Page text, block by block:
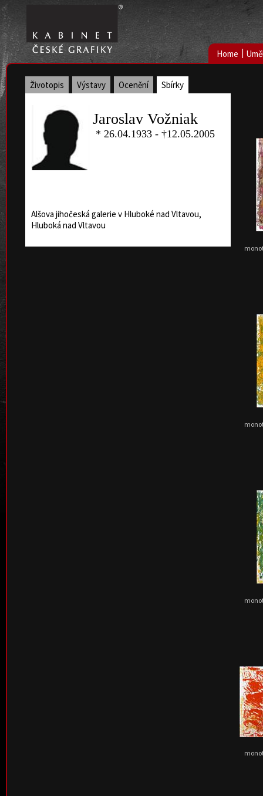
Home |
Životopis Výstavy Ocenění Sbírky
Jaroslav Vožniak
* 26.04.1933 - †12.05.2005
Alšova jihočeská galerie v Hluboké nad Vltavou,
Hluboká nad Vltavou